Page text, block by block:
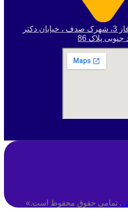
شهر جدید اندیشه ، فاز 3، شهرک صدف ، خیابان دکتر
پلاک 86
. تمامی حقوق محفوظ است.»